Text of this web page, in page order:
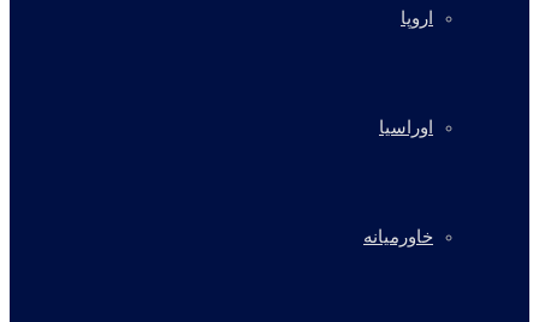
اروپا
اوراسیا
خاورمیانه